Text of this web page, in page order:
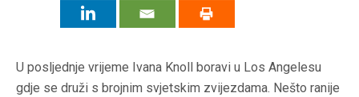
U posljednje vrijeme Ivana Knoll boravi u Los Angelesu
gdje se druži s brojnim svjetskim zvijezdama. Nešto ranije